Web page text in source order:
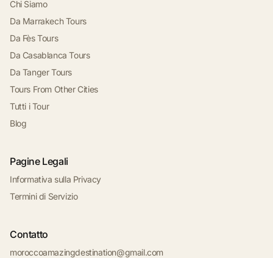
Chi Siamo
Da Marrakech Tours
Da Fès Tours
Da Casablanca Tours
Da Tanger Tours
Tours From Other Cities
Tutti i Tour
Blog
Pagine Legali
Informativa sulla Privacy
Termini di Servizio
Contatto
moroccoamazingdestination@gmail.com